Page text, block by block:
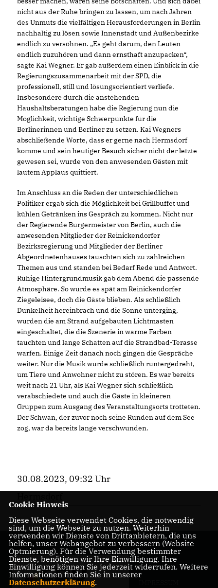
nicht aus der Ruhe bringen zu lassen, um nach Jahren
des Unmuts die vielfältigen Herausforderungen in Berlin
nachhaltig zu lösen sowie Innenstadt und Außenbezirke
endlich zu versöhnen. „Es geht darum, den Leuten
endlich zuzuhören und dann ernsthaft anzupacken“,
sagte Kai Wegner. Er gab außerdem einen Einblick in die
Regierungszusammenarbeit mit der SPD, die
professionell, still und lösungsorientiert verliefe.
Insbesondere durch die anstehenden
Haushaltsberatungen habe die Regierung nun die
Möglichkeit, wichtige Schwerpunkte für die
Berlinerinnen und Berliner zu setzen. Kai Wegners
abschließende Worte, dass er gerne nach Hermsdorf
komme und sein heutiger Besuch sicher nicht der letzte
gewesen sei, wurde von den anwesenden Gästen mit
lautem Applaus quittiert.
Im Anschluss an die Reden der unterschiedlichen
Politiker ergab sich die Möglichkeit bei Grillbuffet und
kühlen Getränken ins Gespräch zu kommen. Nicht nur
der Regierende Bürgermeister von Berlin, auch die
anwesenden Mitglieder der Reinickendorfer
Bezirksregierung und Mitglieder der Berliner
Abgeordnetenhauses tauschten sich zu zahlreichen
Themen aus und standen bei Bedarf Rede und Antwort.
Ruhige Hintergrundmusik gab dem Abend die passende
Atmosphäre. So wurde es spät am Reinickendorfer
Ziegeleisee, doch die Gäste blieben. Als schließlich
Dunkelheit hereinbrach und die Sonne unterging,
wurden die am Strand aufgebauten Lichtmasten
eingeschaltet, die die Szenerie in warme Farben
tauchten und lange Schatten auf die Strandbad-Terasse
warfen. Einige Zeit danach noch gingen die Gespräche
weiter. Nur die Musik wurde schließlich runtergedreht,
um Tiere und Anwohner nicht zu stören. Es war bereits
weit nach 21 Uhr, als Kai Wegner sich schließlich
verabschiedete und auch die Gäste in kleineren
Gruppen zum Ausgang des Veranstaltungsorts trotteten.
Der Schwan, der zuvor noch seine Runden auf dem See
zog, war da bereits lange verschwunden.
30.08.2023, 09:32 Uhr
Cookie Hinweis
Diese Webseite verwendet Cookies, die notwendig
sind, um die Webseite zu nutzen. Weiterhin
verwenden wir Dienste von Drittanbietern, die uns
helfen, unser Webangebot zu verbessern (Website-
Optmierung). Für die Verwendung bestimmter
Dienste, benötigen wir Ihre Einwilligung. Ihre
Einwilligung können Sie jederzeit widerrufen. Weitere
Informationen finden Sie in unserer
Datenschutzerklärung.